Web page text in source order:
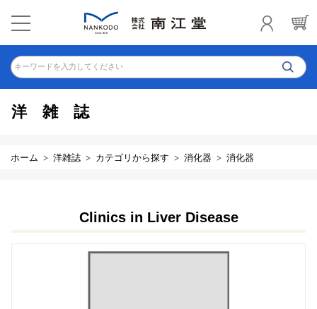
キーワードを入力してください
洋雑誌
ホーム 洋雑誌 カテゴリから探す 消化器 消化器
Clinics in Liver Disease